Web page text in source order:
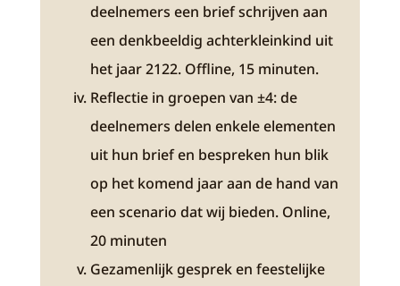
deelnemers een brief schrijven aan
een denkbeeldig achterkleinkind uit
het jaar 2122. Offline, 15 minuten.
Reflectie in groepen van ±4: de
deelnemers delen enkele elementen
uit hun brief en bespreken hun blik
op het komend jaar aan de hand van
een scenario dat wij bieden. Online,
20 minuten
Gezamenlijk gesprek en feestelijke